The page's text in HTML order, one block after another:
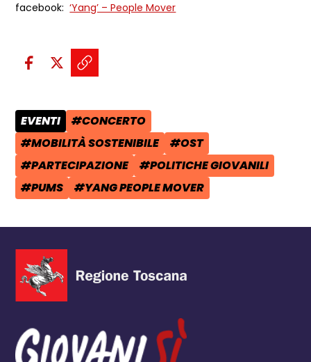
facebook:‘Yang’ – People Mover
Condividi sui social:
Condividi su Facebook - apre
Condividi su X - apre una
Copia il link e condividi -
CATEGORIA POST:
EVENTI TAG:
#CONCERTO
TAG:
#MOBILITÀ SOSTENIBILE TAG:
#OST
TAG:
#PARTECIPAZIONE TAG:
#POLITICHE GIOVANILI
TAG:
#PUMS TAG:
#YANG PEOPLE MOVER